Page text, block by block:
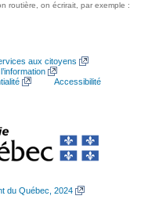
routière, on écrirait, par exemple :
aux citoyens
Accessibilité
du Québec, 2024